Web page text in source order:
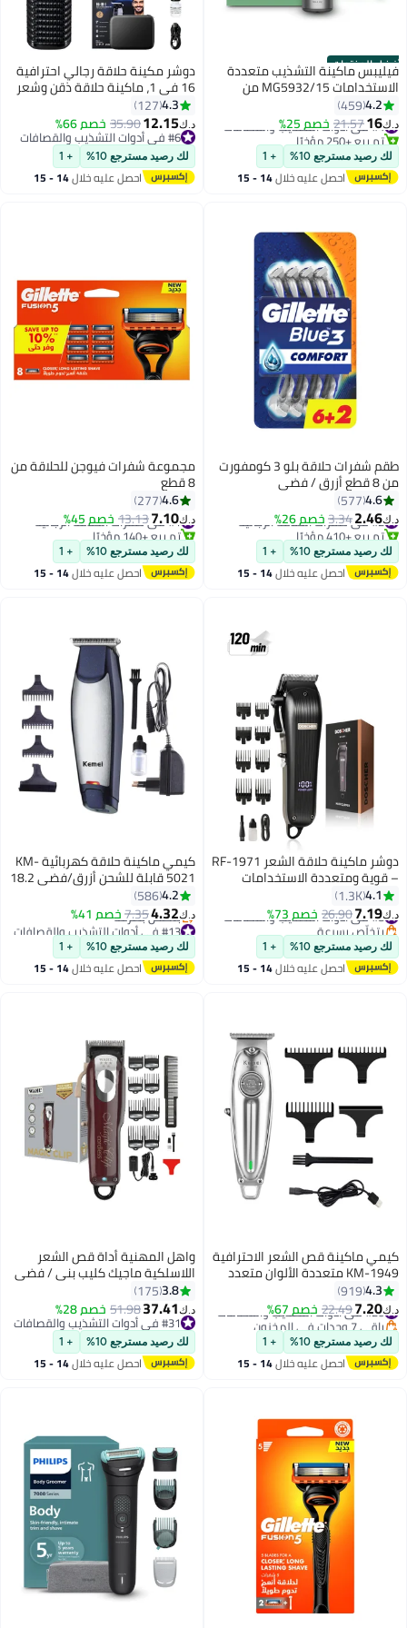
أفضل المنتجات
فيليبس ماكينة التشذيب متعددة
الاستخدامات MG5932/15 من
لتشذيب الوجه والشعر والجسم |
شفرات ذاتية الشحذ | 120 دقيقة
A | حقيبة
4.2
459
د.ك‏16
21.57خصم 25% #4 في أدوات التشذيب والقصافات
تم بيع +250 مؤخرًا
#4 في أدوات التشذيب والقصافات
لك رصيد مسترجع 10% + 1
احصل عليه خلال 14 - 15
دوشر مكينة حلاقة رجالي احترافية
16 في 1، ماكينة حلاقة ذقن وشعر
للجسم والأنف مع حقيبة تخزين
وأمشاط توجيه
4.3
127
د.ك‏12.15
35.90خصم 66%
#6 في أدوات التشذيب والقصافات
#6 في أدوات التشذيب والقصافات
لك رصيد مسترجع 10% + 1
احصل عليه خلال 14 - 15
طقم شفرات حلاقة بلو 3 كومفورت
من 8 قطع أزرق / فضي
4.6
577
د.ك‏2.46
3.34خصم 26% #2 في شفرات الحلاقة الرجالية
تم بيع +410 مؤخرًا
#2 في شفرات الحلاقة الرجالية
لك رصيد مسترجع 10% + 1
احصل عليه خلال 14 - 15
مجموعة شفرات فيوجن للحلاقة من
8 قطع
4.6
277
د.ك‏7.10
13.13خصم 45% #1 في شفرات الحلاقة الرجالية
تم بيع +140 مؤخرًا
#1 في شفرات الحلاقة الرجالية
لك رصيد مسترجع 10% + 1
احصل عليه خلال 14 - 15
دوشر ماكينة حلاقة الشعر RF-1971
– قوية ومتعددة الاستخدامات
وسهلة الاستخدام للحصول على
نتائج بجودة الصالون في المنزل
4.1
1.3K
د.ك‏7.19
26.90خصم 73% #8 في أدوات التشذيب والقصافات
بتخلّص بسرعة
#8 في أدوات التشذيب والقصافات
لك رصيد مسترجع 10% + 1
احصل عليه خلال 14 - 15
كيمي ماكينة حلاقة كهربائية KM-
5021 قابلة للشحن أزرق/فضي 18.2
x 6 x 14سم
4.2
586
د.ك‏4.32
7.35خصم 41%
#13 في أدوات التشذيب والقصافات
أقل سعر في 30 يوم
بتخلّص بسرعة
#13 في أدوات التشذيب والقصافات
لك رصيد مسترجع 10% + 1
احصل عليه خلال 14 - 15
كيمي ماكينة قص الشعر الاحترافية
KM-1949 متعددة الألوان متعدد
الألوان
4.3
919
د.ك‏7.20
22.49خصم 67% #20 في أدوات التشذيب والقصافات
باقي 7 وحدات في المخزون
#20 في أدوات التشذيب والقصافات
لك رصيد مسترجع 10% + 1
احصل عليه خلال 14 - 15
واهل المهنية أداة قص الشعر
اللاسلكية ماجيك كليب بني / فضي
0.5-1.2مم3.8
175
د.ك‏37.41
51.98خصم 28%
#31 في أدوات التشذيب والقصافات
#31 في أدوات التشذيب والقصافات
لك رصيد مسترجع 10% + 1
احصل عليه خلال 14 - 15